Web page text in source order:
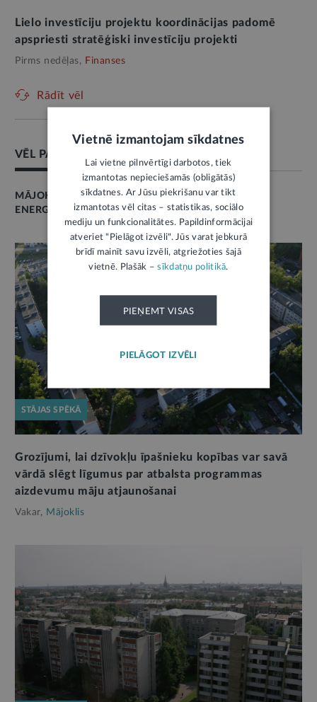
Lielo investīciju projektu koordinācijas padomē
apspriesti stratēģiski investīciju projekti
Pirms nedēļas, Finanses
Rādīt vēl
VĒL PAR ŠO TĒMU
MĀJOKLIS
ENERGOEFEKTIVITĀTE
STĀJAS SPĒKĀ
Grozījumi, lai dzīvokļu īpašnieku kopības var savā
vārdā slēgt līgumus par atbalsta programmas
aizdevumu māju atjaunošanai
Vakar, Mājoklis
Vietnē izmantojam sīkdatnes
Lai vietne pilnvērtīgi darbotos, tiek
izmantotas nepieciešamās (obligātās)
sīkdatnes. Ar Jūsu piekrišanu var tikt
izmantotas vēl citas – statistikas, sociālo
mediju un funkcionalitātes. Papildinformācijai
atveriet "Pielāgot izvēli". Jūs varat jebkurā
brīdī mainīt savu izvēli, atgriežoties šajā
vietnē. Plašāk –sīkdatņu politikā.
PIEŅEMT VISAS
PIELĀGOT IZVĒLI